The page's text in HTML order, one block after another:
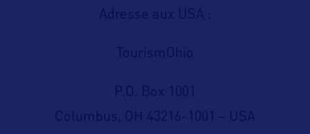
Adresse aux USA :
TourismOhio
P.O. Box 1001
Columbus, OH 43216-1001 – USA